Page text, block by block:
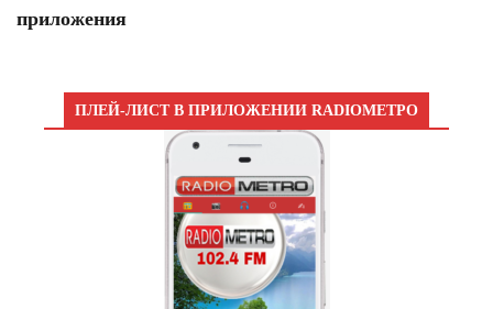
приложения
ПЛЕЙ-ЛИСТ В ПРИЛОЖЕНИИ RADIOМЕТРО